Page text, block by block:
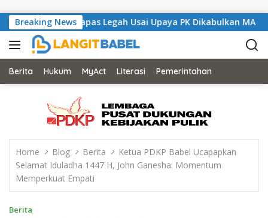
Breaking News
Bernapas Legah Usai Upaya PK Dikabulkan MA
Berita Hukum MyAct Literasi Pemerintahan
Home Blog Berita
Ketua PDKP Babel Ucapapkan
Selamat Iduladha 1447 H, John Ganesha: Momentum
Memperkuat Empati
Berita